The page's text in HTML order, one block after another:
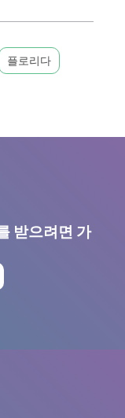
플로리다
받으려면 가